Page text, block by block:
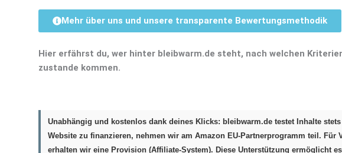
Mehr über uns und unsere transparente Bewertungsmethodik
Hier erfährst du, wer hinter bleibwarm.de steht, nach welchen
zustande kommen.
Unabhängig und kostenlos dank deines Klicks: bleibwarm.de testet Inhalte
Website zu finanzieren, nehmen wir am Amazon EU-Partnerprogramm teil.
erhalten wir eine Provision (Affiliate-System). Diese Unterstützung ermöglicht